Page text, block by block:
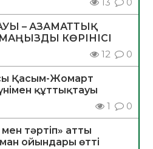
– АЗАМАТТЫҚ
КӨРІНІСІ
12 0
Қасым-Жомарт
құттықтауы
1 0
тәртіп» атты
ойындары өтті